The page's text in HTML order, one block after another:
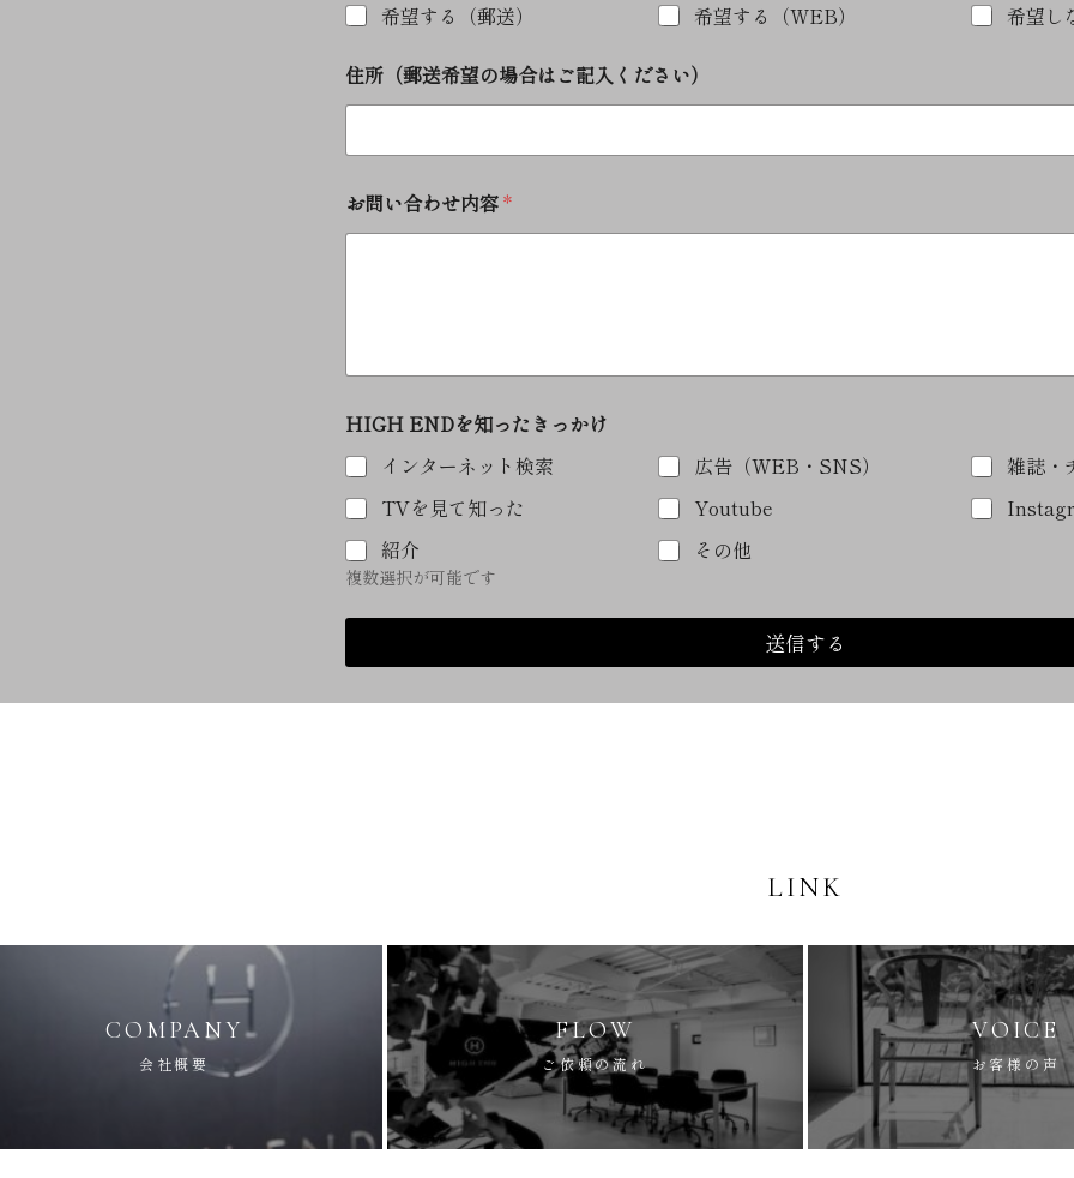
希望する（郵送）
希望する（WEB）
希望し
問
い
わ
項
目
お
内
E
D
知
っ
た
き
か
住所（郵送希望の場合はご記入ください）
お問い合わせ内容*
HIGH ENDを知ったきっかけ
インターネット検索
広告（WEB・SNS）
雑誌・
TVを見て知った
Youtube
紹介
その他
複数選択が可能です
送信する
LINK
COMPANY
会社概要
FLOW
ご依頼の流れ
VOICE
お客様の声